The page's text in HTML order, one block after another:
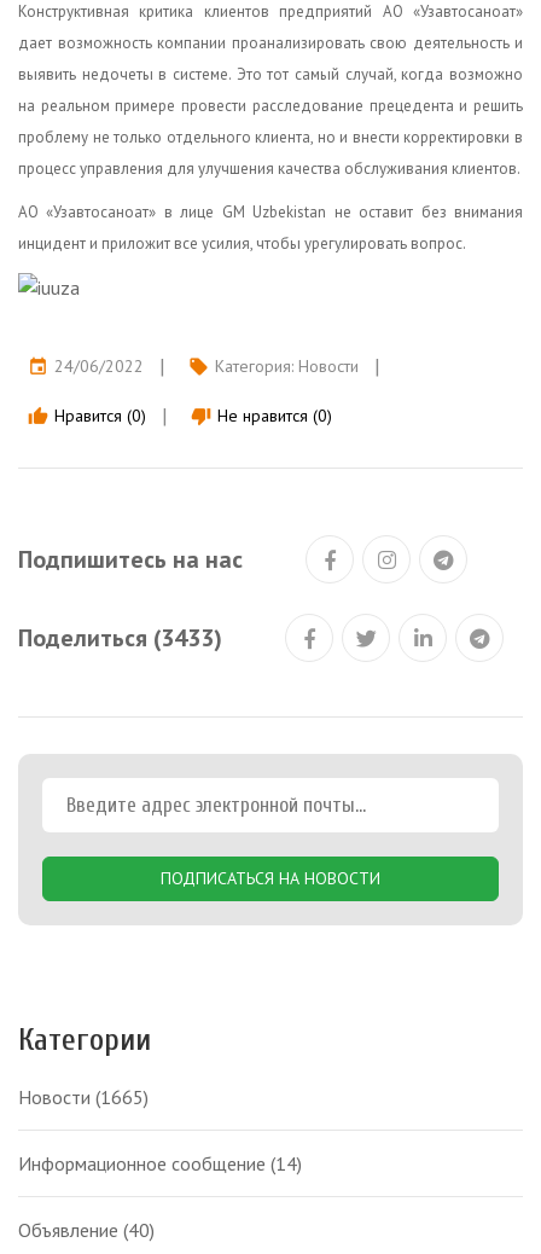
Конструктивная критика клиентов предприятий АО «Узавтосаноат»
дает возможность компании проанализировать свою деятельность и
выявить недочеты в системе. Это тот самый случай, когда возможно
на реальном примере провести расследование прецедента и решить
проблему не только отдельного клиента, но и внести корректировки в
процесс управления для улучшения качества обслуживания клиентов.
АО «Узавтосаноат» в лице GM Uzbekistan не оставит без внимания
инцидент и приложит все усилия, чтобы урегулировать вопрос.
event 24/06/2022 local_offer Категория: Новости
thumb_up Нравится (0) thumb_down Не нравится (0)
Подпишитесь на нас
Поделиться (3433)
ПОДПИСАТЬСЯ НА НОВОСТИ
Категории
Новости (1665)
Информационное сообщение (14)
Объявление (40)